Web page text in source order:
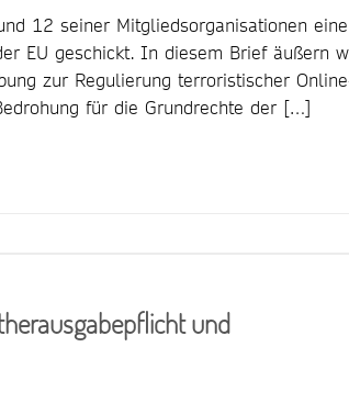
12 seiner Mitgliedsorganisationen
EU geschickt. In diesem Brief äußern
zur Regulierung terroristischer
für die Grundrechte der […]
und